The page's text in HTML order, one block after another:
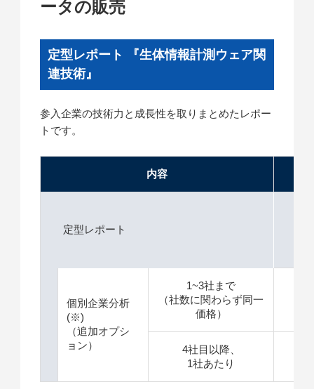
ータの販売
定型レポート 『生体情報計測ウェア関
連技術』
参入企業の技術力と成長性を取りまとめたレポー
トです。
内容
定型レポート
個別企業分析
(※)
（追加オプシ
ョン）
1~3社まで
（社数に関わらず同一
価格）
4社目以降、
1社あたり